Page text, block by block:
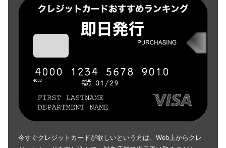
今すぐクレジットカードが欲しいという方は、Web上からクレ